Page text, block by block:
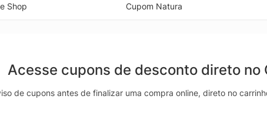
Shop
Cupom Natura
Acesse cupons de desconto direto no
de cupons antes de finalizar uma compra online, direto no